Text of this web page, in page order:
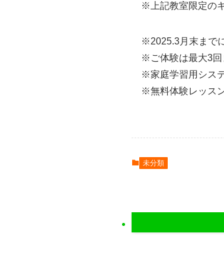
※上記教室限定の
※2025.3月末まで
※ご体験は最大3回
※家庭学習用シス
※無料体験レッス
未分類